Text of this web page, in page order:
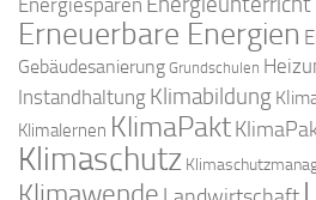
Energiesparen
Erneuerbare Energien
Gebäudesanierung Grundschulen
Instandhaltung Klimabildung
Klimalernen KlimaPakt
Klimaschutz